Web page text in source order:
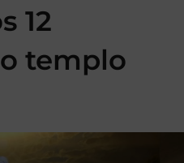
12
templo